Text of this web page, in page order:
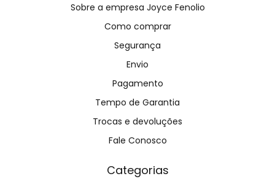
Sobre a empresa Joyce Fenolio
Como comprar
Segurança
Envio
Pagamento
Tempo de Garantia
Trocas e devoluções
Fale Conosco
Categorias